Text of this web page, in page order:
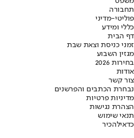
תחבורה
פוליטי-מדיני
כללי ומידע
דף הבית
זמני כניסת וצאת שבת
מגזין השבוע
בחירות 2026
אודות
צור קשר
נבחרת הכתבים והפרשנים
מדיניות פרטיות
הצהרת נגישות
תנאי שימוש
כדאילהכיר